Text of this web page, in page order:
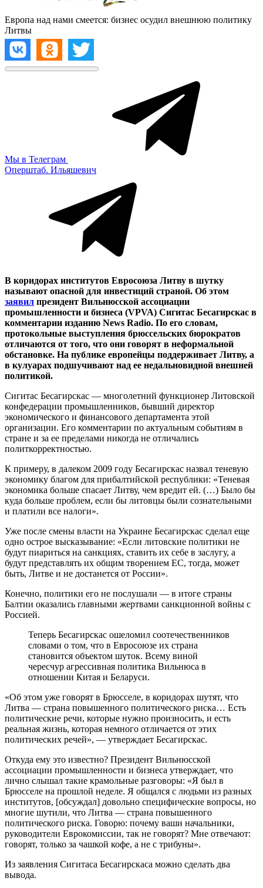
Европа над нами смеется: бизнес осудил внешнюю политику
Литвы
Мы в Телеграм
Оперштаб. Ильяшевич
В коридорах институтов Евросоюза Литву в шутку
называют опасной для инвестиций страной. Об этом
заявил президент Вильнюсской ассоциации
промышленности и бизнеса (VPVA) Сигитас Бесагирскас в
комментарии изданию News Radio. По его словам,
протокольные выступления брюссельских бюрократов
отличаются от того, что они говорят в неформальной
обстановке. На публике европейцы поддерживает Литву, а
в кулуарах подшучивают над ее недальновидной внешней
политикой.
Сигитас Бесагирскас — многолетний функционер Литовской
конфедерации промышленников, бывший директор
экономического и финансового департамента этой
организации. Его комментарии по актуальным событиям в
стране и за ее пределами никогда не отличались
политкорректностью.
К примеру, в далеком 2009 году Бесагирскас назвал теневую
экономику благом для прибалтийской республики: «Теневая
экономика больше спасает Литву, чем вредит ей. (…) Было бы
куда больше проблем, если бы литовцы были сознательными
и платили все налоги».
Уже после смены власти на Украине Бесагирскас сделал еще
одно острое высказывание: «Если литовские политики не
будут пиариться на санкциях, ставить их себе в заслугу, а
будут представлять их общим творением ЕС, тогда, может
быть, Литве и не достанется от России».
Конечно, политики его не послушали — в итоге страны
Балтии оказались главными жертвами санкционной войны с
Россией.
Теперь Бесагирскас ошеломил соотечественников
словами о том, что в Евросоюзе их страна
становится объектом шуток. Всему виной
чересчур агрессивная политика Вильнюса в
отношении Китая и Беларуси.
«Об этом уже говорят в Брюсселе, в коридорах шутят, что
Литва — страна повышенного политического риска… Есть
политические речи, которые нужно произносить, и есть
реальная жизнь, которая немного отличается от этих
политических речей», — утверждает Бесагирскас.
Откуда ему это известно? Президент Вильнюсской
ассоциации промышленности и бизнеса утверждает, что
лично слышал такие крамольные разговоры: «Я был в
Брюсселе на прошлой неделе. Я общался с людьми из разных
институтов, [обсуждал] довольно специфические вопросы, но
многие шутили, что Литва — страна повышенного
политического риска. Говорю: почему ваши начальники,
руководители Еврокомиссии, так не говорят? Мне отвечают:
говорят, только за чашкой кофе, а не с трибуны».
Из заявления Сигитаса Бесагирскаса можно сделать два
вывода.